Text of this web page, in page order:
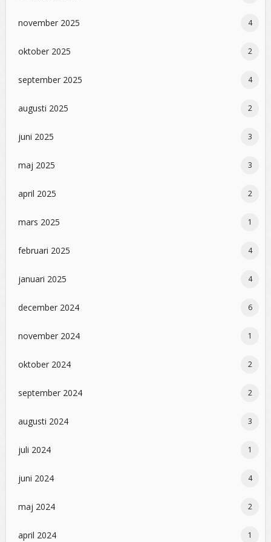
november 2025 4
oktober 2025 2
september 2025 4
augusti 2025 2
juni 2025 3
maj 2025 3
april 2025 2
mars 2025 1
februari 2025 4
januari 2025 4
december 2024 6
november 2024 1
oktober 2024 2
september 2024 2
augusti 2024 3
juli 2024 1
juni 2024 4
maj 2024 2
april 2024 1